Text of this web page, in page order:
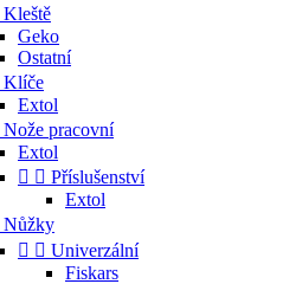
Kleště
Geko
Ostatní
Klíče
Extol
Nože pracovní
Extol
  Příslušenství
Extol
Nůžky
  Univerzální
Fiskars